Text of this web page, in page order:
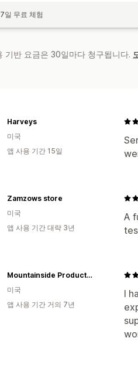
7일 무료 체험
기반 요금은 30일마다 청구됩니다.
Harveys
미국
앱 사용 기간 15일
A
Zamzows store
미국
앱 사용 기간 대략 3년
I
Mountainside Products - dba Greener Valley Trading
미국
앱 사용 기간 거의 7년